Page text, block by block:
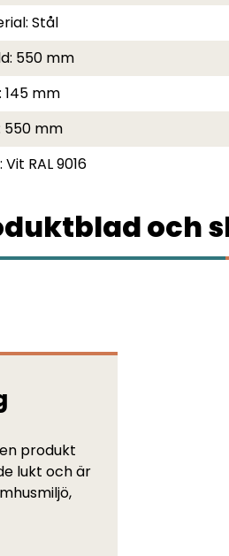
Stål
550 mm
145 mm
550 mm
Vit RAL 9016
och
produkt
lukt och är